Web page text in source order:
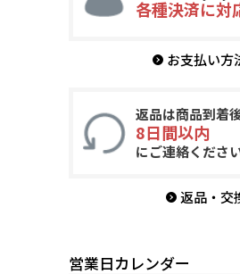
各種決済に対
お支払い方
返品は商品到着
8日間以内
にご連絡くださ
返品・交
営業日カレンダー